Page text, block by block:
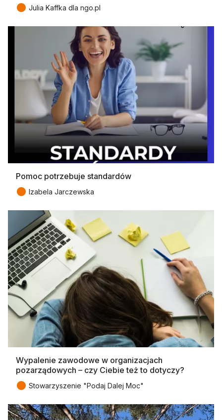
● Julia Kaffka dla ngo.pl
Pomoc potrzebuje standardów
● Izabela Jarczewska
Wypalenie zawodowe w organizacjach
pozarządowych – czy Ciebie też to dotyczy?
● Stowarzyszenie "Podaj Dalej Moc"